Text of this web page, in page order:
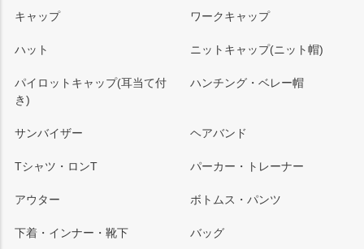
キャップ ワークキャップ
ハット ニットキャップ(ニット帽)
パイロットキャップ(耳当て付
き)
ハンチング・ベレー帽
サンバイザー ヘアバンド
Tシャツ・ロンT パーカー・トレーナー
アウター ボトムス・パンツ
下着・インナー・靴下 バッグ